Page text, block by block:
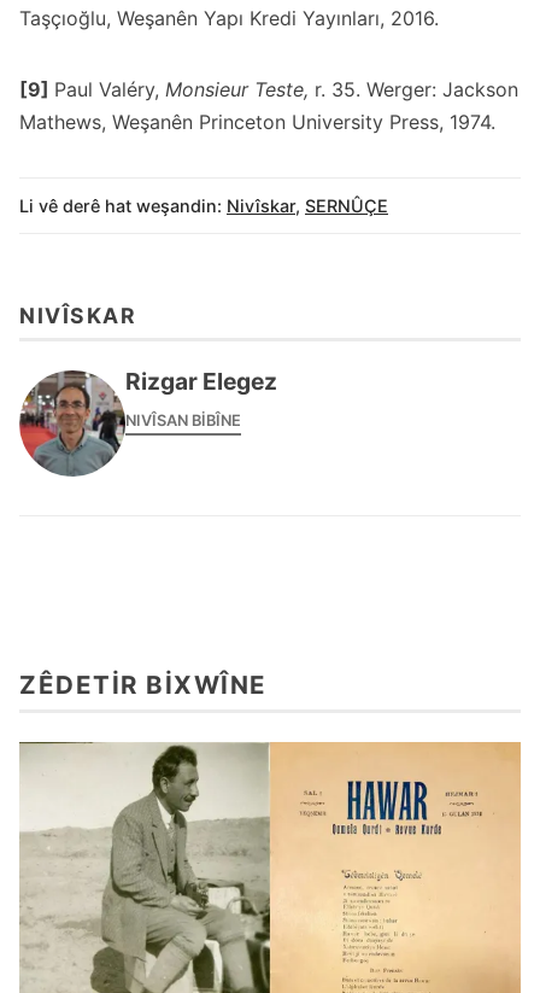
Taşçıoğlu, Weşanên Yapı Kredi Yayınları, 2016.
[9] Paul Valéry, Monsieur Teste, r. 35. Werger: Jackson
Mathews, Weşanên Princeton University Press, 1974.
Li vê derê hat weşandin: Nivîskar, SERNÛÇE
NIVÎSKAR
Rizgar Elegez
NIVÎSAN BIBÎNE
ZÊDETIR BIXWÎNE